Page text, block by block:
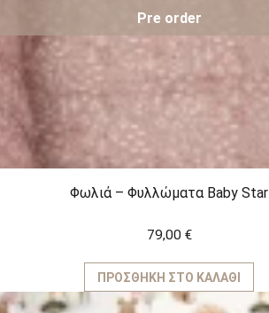
Pre order
Φωλιά – Φυλλώματα Baby Star
79,00 €
ΠΡΟΣΘΉΚΗ ΣΤΟ ΚΑΛΆΘΙ